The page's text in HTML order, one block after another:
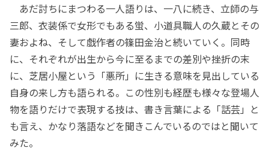
あだ討ちにまつわる一人語りは、一八に続き、立師の与
三郎、衣装係で女形でもある蛍、小道具職人の久蔵とその
妻およね、そして戯作者の篠田金治と続いていく。同時
に、それぞれが出生から今に至るまでの差別や挫折の末
に、芝居小屋という「悪所」に生きる意味を見出している
自身の来し方も語られる。この性別も経歴も様々な登場人
物を語りだけで表現する技は、書き言葉による「話芸」と
も言え、かなり落語などを聞きこんでいるのではと聞いて
みた。